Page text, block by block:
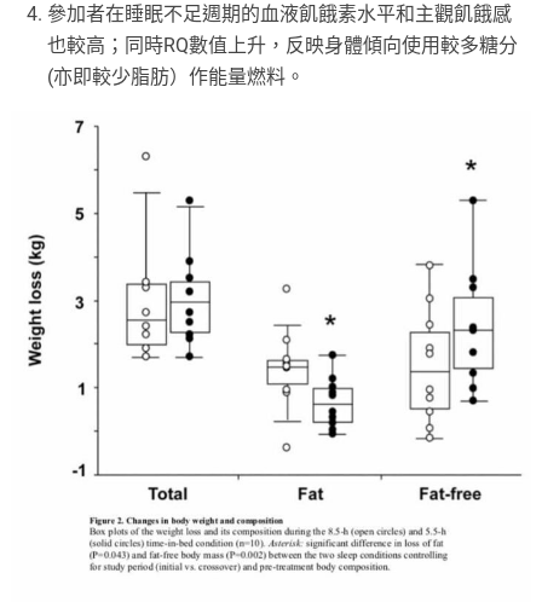
參加者在睡眠不足週期的血液飢餓素水平和主觀飢餓感
也較高；同時RQ數值上升，反映身體傾向使用較多糖分
(亦即較少脂肪）作能量燃料。